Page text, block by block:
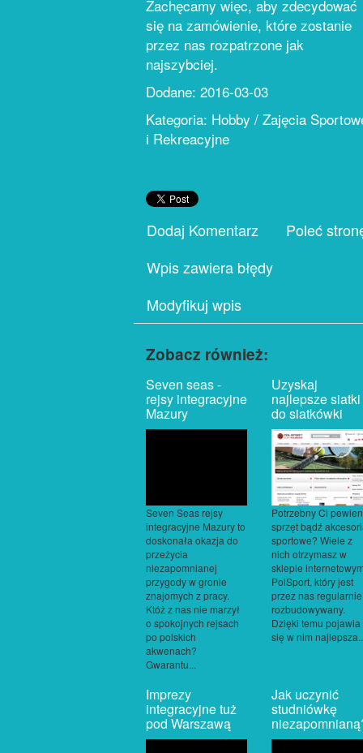
Zachęcamy więc, aby zdecydować
się na zamówienie, które zostanie
przez nas rozpatrzone jak
najszybciej.
Dodane: 2016-03-03
Kategoria: Hobby / Zajęcia
i Rekreacyjne
Dodaj Komentarz
Poleć
Wpis zawiera błędy
Modyfikuj wpis
Zobacz również:
Seven seas -
rejsy integracyjne
Mazury
Seven Seas rejsy
integracyjne Mazury to
doskonała okazja do
przeżycia
niezapomnianej
przygody w gronie
znajomych z pracy.
Któż z nas nie marzył
o spokojnych rejsach
po polskich
akwenach?
Gwarantu...
Uzyskaj
najlepsze siatki
do siatkówki
Potrzebny Ci pewien
sprzęt bądź
sportowe? Wiele z
nich otrzymasz w
sklepie
PolSport, który jest
przez nas regularnie
rozbudowywany.
Dzięki temu pojawia
się w nim
Imprezy
integracyjne tuż
pod Warszawą
Jak uczynić
studniówkę